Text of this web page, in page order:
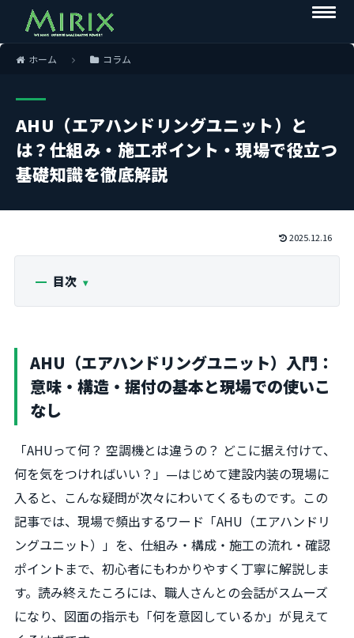
ホーム コラム
AHU（エアハンドリングユニット）と
は？仕組み・施工ポイント・現場で役立つ
基礎知識を徹底解説
2025.12.16
目次
AHU（エアハンドリングユニット）入門：
意味・構造・据付の基本と現場での使いこ
なし
「AHUって何？ 空調機とは違うの？ どこに据え付けて、
何を気をつければいい？」—はじめて建設内装の現場に
入ると、こんな疑問が次々にわいてくるものです。この
記事では、現場で頻出するワード「AHU（エアハンドリ
ングユニット）」を、仕組み・構成・施工の流れ・確認
ポイントまで、初心者にもわかりやすく丁寧に解説しま
す。読み終えたころには、職人さんとの会話がスムーズ
になり、図面の指示も「何を意図しているか」が見えて